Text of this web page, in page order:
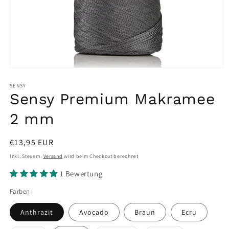
in
Modal
öffnen
SENSY
Sensy Premium Makramee
2 mm
Normaler
Preis
€13,95 EUR
Inkl. Steuern. Versand wird beim Checkout berechnet
1 Bewertung
Farben
Anthrazit Avocado Braun Ecru